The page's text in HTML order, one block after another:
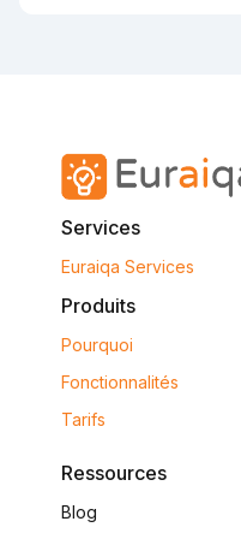
Services
Euraiqa Services
Produits
Pourquoi
Fonctionnalités
Tarifs
Ressources
Blog